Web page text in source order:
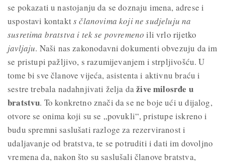
se pokazati u nastojanju da se doznaju imena, adrese i
uspostavi kontakts članovima koji ne sudjeluju na
susretima bratstva i tek se povremeno ili vrlo rijetko
javljaju. Naši nas zakonodavni dokumenti obvezuju da im
se pristupi pažljivo, s razumijevanjem i strpljivošću. U
tome bi sve članove vijeća, asistenta i aktivnu braću i
sestre trebala nadahnjivati želja dažive milosrđe u
bratstvu. To konkretno znači da se ne boje ući u dijalog,
otvore se onima koji su se „povukli“, pristupe iskreno i
budu spremni saslušati razloge za rezerviranost i
udaljavanje od bratstva, te se potruditi i dati im dovoljno
vremena da, nakon što su saslušali članove bratstva,